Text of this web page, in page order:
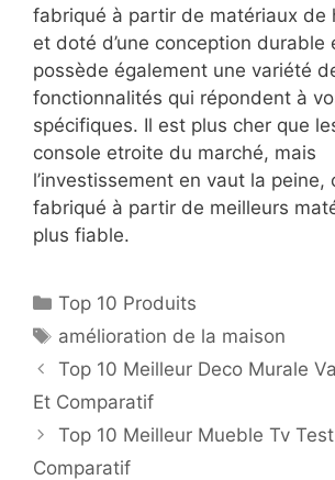
fabriqué à partir de matériaux de
et doté d’une conception durable
possède également une variété
fonctionnalités qui répondent à
spécifiques. Il est plus cher que
console etroite du marché, mais
l’investissement en vaut la peine,
fabriqué à partir de meilleurs
plus fiable.
Top 10 Produits
amélioration de la maison
Top 10 Meilleur Deco Murale
Et Comparatif
Top 10 Meilleur Mueble Tv
Comparatif